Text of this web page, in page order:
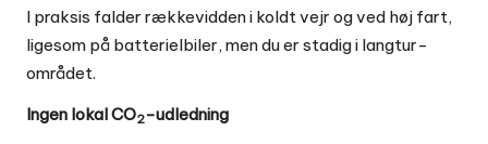
I praksis falder rækkevidden i koldt vejr og ved høj fart,
ligesom på batterielbiler, men du er stadig i langtur-
området.
Ingen lokal CO2-udledning